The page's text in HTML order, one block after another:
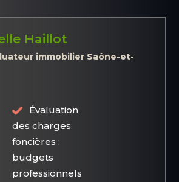
Haillot
immobilier Saône-et-
Évaluation
des charges
foncières :
budgets
professionnels